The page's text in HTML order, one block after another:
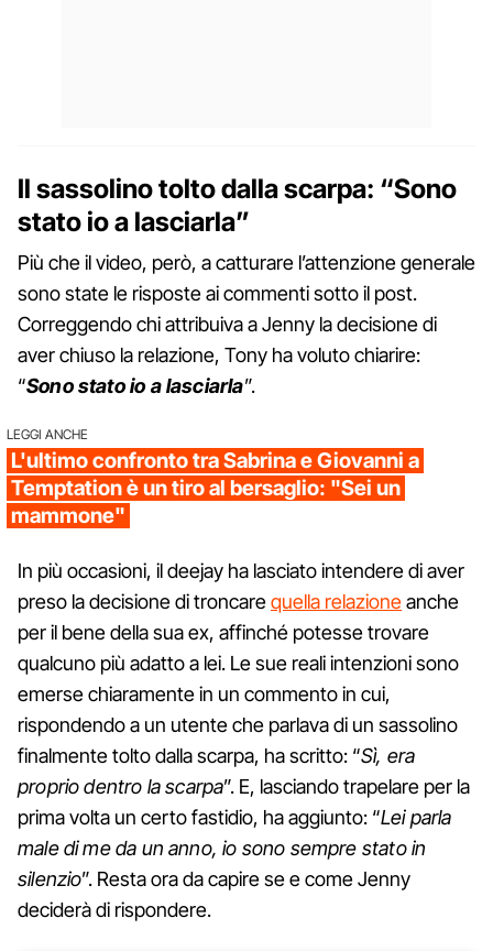
Il sassolino tolto dalla scarpa: “Sono
stato io a lasciarla”
Più che il video, però, a catturare l’attenzione generale
sono state le risposte ai commenti sotto il post.
Correggendo chi attribuiva a Jenny la decisione di
aver chiuso la relazione, Tony ha voluto chiarire:
“Sono stato io a lasciarla”.
LEGGI ANCHE
L'ultimo confronto tra Sabrina e Giovanni a
Temptation è un tiro al bersaglio: "Sei un
mammone"
In più occasioni, il deejay ha lasciato intendere di aver
preso la decisione di troncarequella relazioneanche
per il bene della sua ex, affinché potesse trovare
qualcuno più adatto a lei. Le sue reali intenzioni sono
emerse chiaramente in un commento in cui,
rispondendo a un utente che parlava di un sassolino
finalmente tolto dalla scarpa, ha scritto: “Sì, era
proprio dentro la scarpa”. E, lasciando trapelare per la
prima volta un certo fastidio, ha aggiunto: “Lei parla
male di me da un anno, io sono sempre stato in
silenzio”. Resta ora da capire se e come Jenny
deciderà di rispondere.